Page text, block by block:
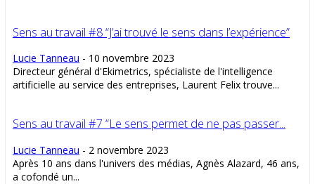
Sens au travail #8 “J’ai trouvé le sens dans l’expérience”
Lucie Tanneau - 10 novembre 2023
Directeur général d'Ekimetrics, spécialiste de l'intelligence
artificielle au service des entreprises, Laurent Felix trouve...
Sens au travail #7 “Le sens permet de ne pas passer...
Lucie Tanneau - 2 novembre 2023
Après 10 ans dans l'univers des médias, Agnès Alazard, 46 ans,
a cofondé un...